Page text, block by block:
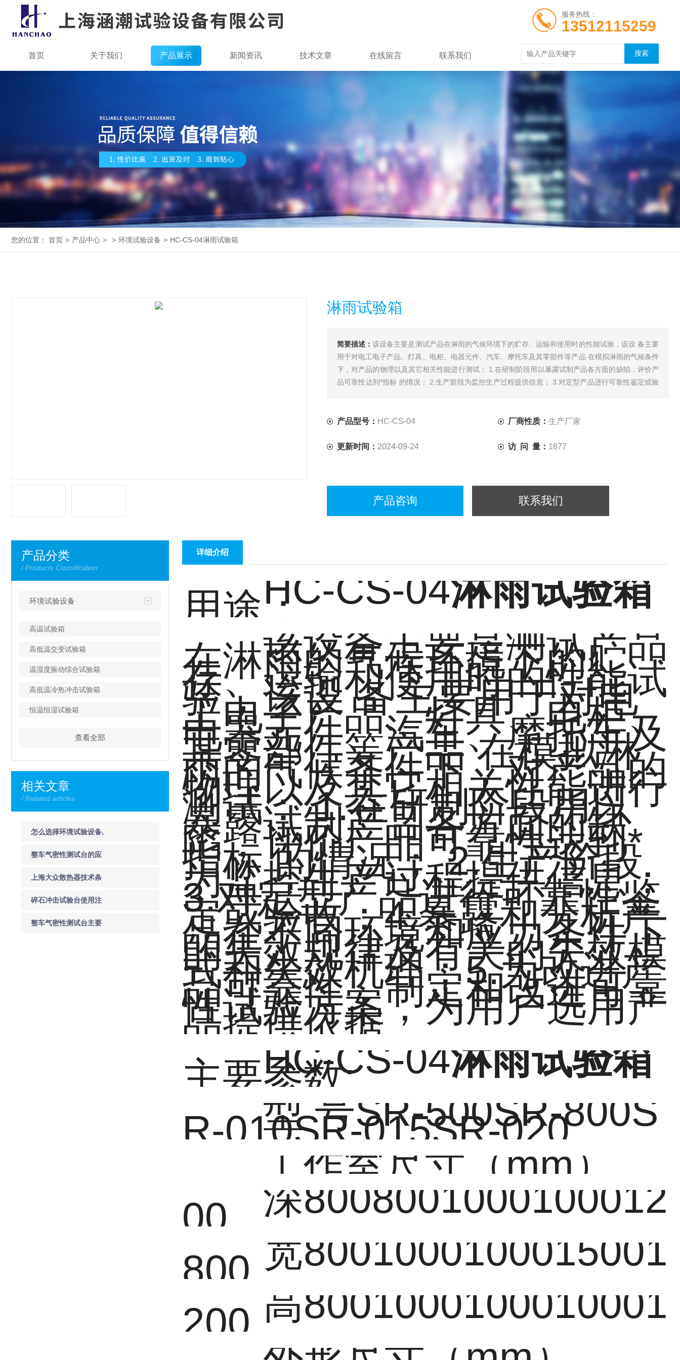
服务热线：
13512115259
首页 关于我们 产品展示 新闻资讯 技术文章 在线留言 联系我们
您的位置： 首页 > 产品中心 > > 环境试验设备 > HC-CS-04淋雨试验箱
淋雨试验箱
简要描述：该设备主要是测试产品在淋雨的气候环境下的贮存、运输和使用时的性能试验，该设 备主要
用于对电工电子产品、灯具、电柜、电器元件、汽车、摩托车及其零部件等产品 在模拟淋雨的气候条件
下，对产品的物理以及其它相关性能进行测试： 1.在研制阶段用以暴露试制产品各方面的缺陷，评价产
品可靠性达到*指标 的情况； 2.生产阶段为监控生产过程提供信息； 3.对定型产品进行可靠性鉴定或验
产品型号： HC-CS-04 厂商性质： 生产厂家
更新时间： 2024-09-24 访 问 量： 1877
产品咨询 联系我们
产品分类
/ Products Classification
环境试验设备
高温试验箱
高低温交变试验箱
温湿度振动综合试验箱
高低温冷热冲击试验箱
恒温恒湿试验箱
查看全部
相关文章
/ Related articles
怎么选择环境试验设备,
为什么要使用环境设备
整车气密性测试台的应
用及其重要性
上海大众散热器技术条
件
碎石冲击试验台使用注
意事项
整车气密性测试台主要
详细介绍
HC-CS-04淋雨试验箱
用途：
该设备主要是测试产品
在淋雨的气候环境下的贮
存、运输和使用时的性能试
验，该设 备主要用于对电
工电子产品、灯具、电柜、
电器元件、汽车、摩托车及
其零部件等产品 在模拟淋
雨的气候条件下，对产品的
物理以及其它相关性能进行
测试： 1.在研制阶段用以
暴露试制产品各方面的缺
陷，评价产品可靠性达到*
指标 的情况； 2.生产阶段
为监控生产过程提供信息；
3.对定型产品进行可靠性鉴
定或验收；4.暴露和分析产
品在不同环境和应力条件下
的失效规律及有关的失效模
式和失效机理；5.为改进产
品可靠性，制定和改进可靠
性试验方案，为用户选用产
品提供依据。
HC-CS-04淋雨试验箱
主要参数:
型 号SR-500SR-800S
R-010SR-015SR-020
工作室尺寸（mm）
深8008001000100012
00
宽8001000100015001
800
高8001000100010001
200